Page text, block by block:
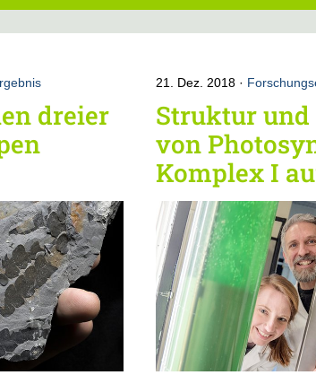
dreier
21. Dez. 2018
Struktur
von
Komplex I